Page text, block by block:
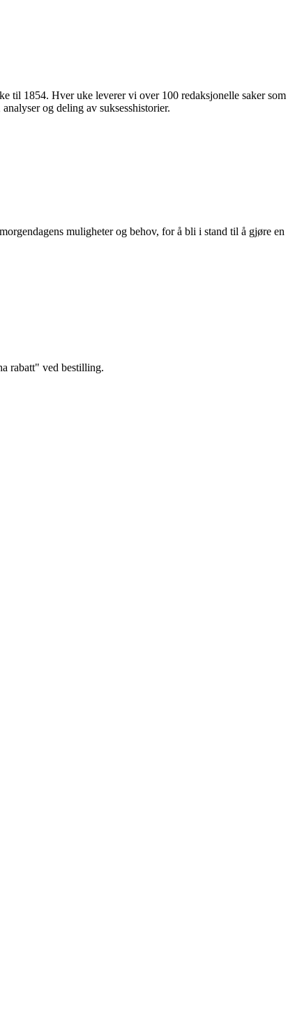
til 1854. Hver uke leverer vi over 100 redaksjonelle saker som
og deling av suksesshistorier.
muligheter og behov, for å bli i stand til å gjøre en
rabatt" ved bestilling.